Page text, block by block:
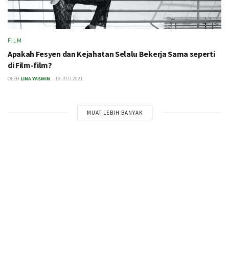
FILM
Apakah Fesyen dan Kejahatan Selalu Bekerja Sama seperti
di Film-film?
OLEH LINA YASMIN 18 JULI 2021
MUAT LEBIH BANYAK